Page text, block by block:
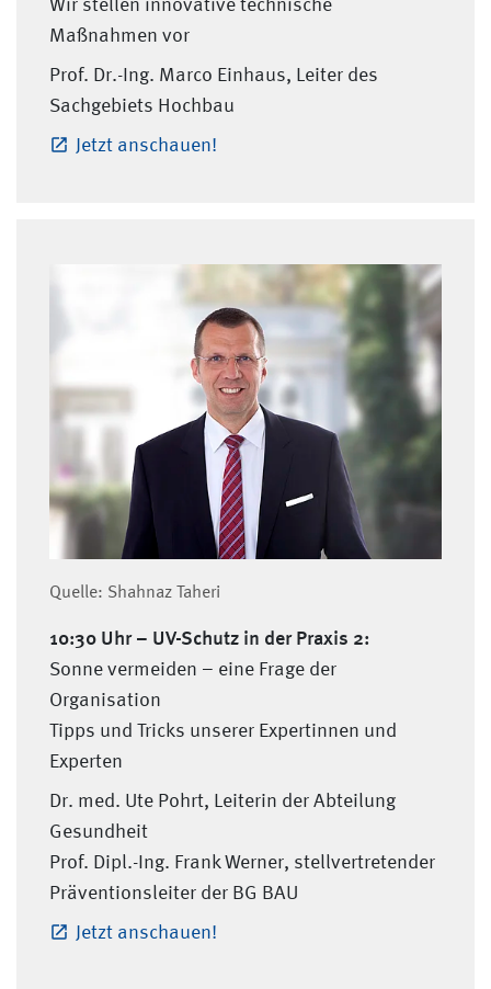
Wir stellen innovative technische
Maßnahmen vor
Prof. Dr.-Ing. Marco Einhaus, Leiter des
Sachgebiets Hochbau
Jetzt anschauen!
Quelle: Shahnaz Taheri
10:30 Uhr – UV-Schutz in der Praxis 2:
Sonne vermeiden – eine Frage der
Organisation
Tipps und Tricks unserer Expertinnen und
Experten
Dr. med. Ute Pohrt, Leiterin der Abteilung
Gesundheit
Prof. Dipl.-Ing. Frank Werner, stellvertretender
Präventionsleiter der BG BAU
Jetzt anschauen!